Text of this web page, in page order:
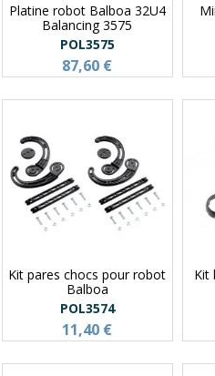
Platine robot Balboa 32U4
Balancing 3575
POL3575
87,60 €
Kit pares chocs pour robot
Balboa
POL3574
11,40 €
Kit